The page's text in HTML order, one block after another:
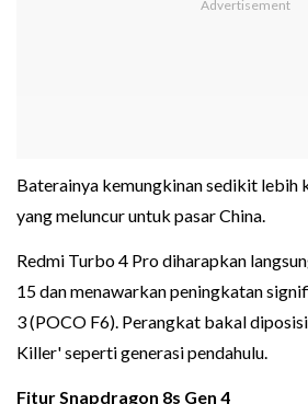
Baterainya kemungkinan sedikit lebih
yang meluncur untuk pasar China.
Redmi Turbo 4 Pro diharapkan
15 dan menawarkan peningkatan
3 (POCO F6). Perangkat bakal
Killer' seperti generasi pendahulu.
Fitur Snapdragon 8s Gen 4